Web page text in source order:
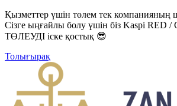
Қызметтер үшін төлем тек компанияның
Сізге ыңғайлы болу үшін біз Kaspi RED
ТӨЛЕУДІ іске қостық 😎
Толығырақ